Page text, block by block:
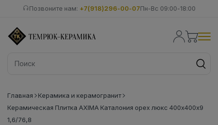
Позвоните нам: +7(918)296-00-07Пн-Вс 09:00-18:00
Главная
Керамика и керамогранит
Керамическая Плитка AXIMA Каталония орех люкс 400х400х9
1,6/76,8